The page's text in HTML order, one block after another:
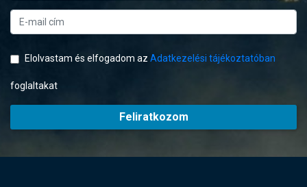
Elolvastam és elfogadom az Adatkezelési tájékoztatóban
foglaltakat
Feliratkozom